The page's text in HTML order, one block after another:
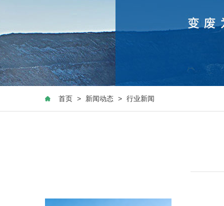
首页 > 新闻动态 > 行业新闻